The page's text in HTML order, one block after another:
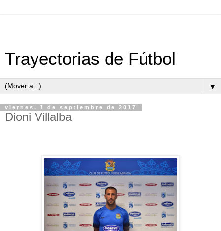
Trayectorias de Fútbol
▼
viernes, 1 de septiembre de 2017
Dioni Villalba